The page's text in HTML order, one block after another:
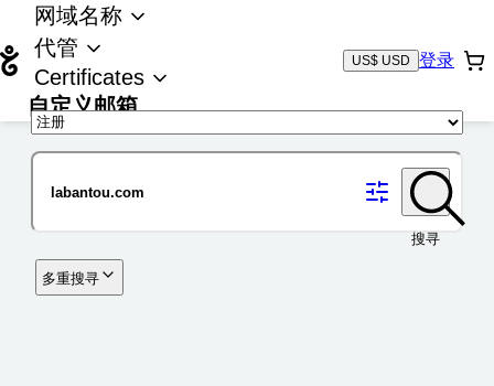
网域名称
代管
Certificates
自定义邮箱
US$ USD 登录
搜寻
多重搜寻